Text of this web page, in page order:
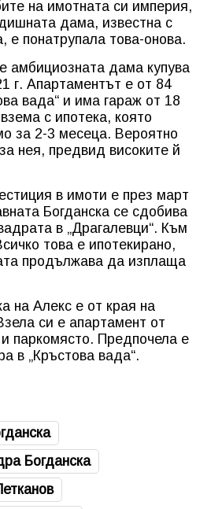
на имотната си империя,
дама, известна с
е понатрупала това-онова.
амбициозната дама купува
г. Апартаментът е от 84
вада“ и има гараж от 18
с ипотека, която
за 2-3 месеца. Вероятно
нея, предвид високите й
в имоти е през март
Богданска се сдобива
в „Драгалевци“. Към
това е ипотекирано,
продължава да изплаща
на Алекс е от края на
си е апартамент от
паркомясто. Предпочела е
в „Кръстова вада“.
Богданска